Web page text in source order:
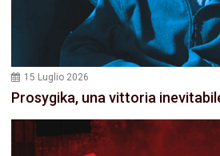
15 Luglio 2026
Prosygika, una vittoria